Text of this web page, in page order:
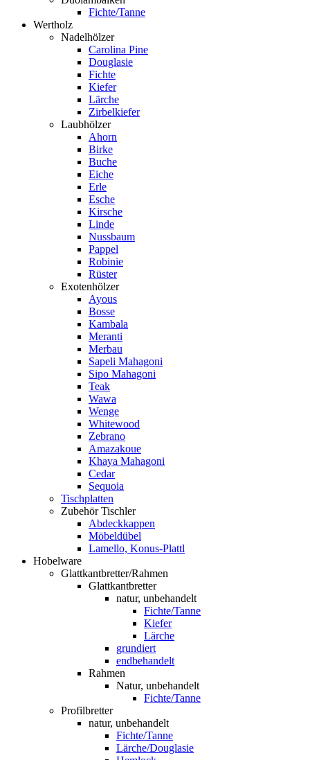
Fichte/Tanne
Wertholz
Nadelhölzer
Carolina Pine
Douglasie
Fichte
Kiefer
Lärche
Zirbelkiefer
Laubhölzer
Ahorn
Birke
Buche
Eiche
Erle
Esche
Kirsche
Linde
Nussbaum
Pappel
Robinie
Rüster
Exotenhölzer
Ayous
Bosse
Kambala
Meranti
Merbau
Sapeli Mahagoni
Sipo Mahagoni
Teak
Wawa
Wenge
Whitewood
Zebrano
Amazakoue
Khaya Mahagoni
Cedar
Sequoia
Tischplatten
Zubehör Tischler
Abdeckkappen
Möbeldübel
Lamello, Konus-Plattl
Hobelware
Glattkantbretter/Rahmen
Glattkantbretter
natur, unbehandelt
Fichte/Tanne
Kiefer
Lärche
grundiert
endbehandelt
Rahmen
Natur, unbehandelt
Fichte/Tanne
Profilbretter
natur, unbehandelt
Fichte/Tanne
Lärche/Douglasie